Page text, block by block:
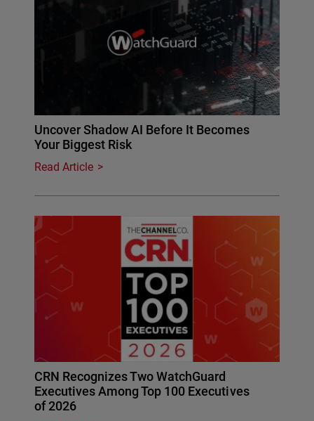
Uncover Shadow AI Before It Becomes
Your Biggest Risk
Read Article
CRN Recognizes Two WatchGuard
Executives Among Top 100 Executives
of 2026